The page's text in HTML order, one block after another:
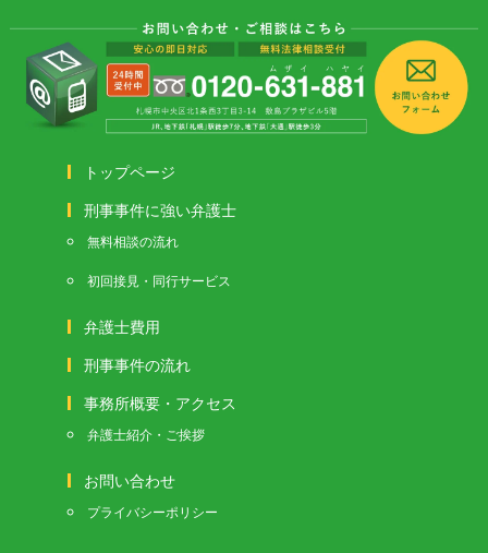
トップページ
刑事事件に強い弁護士
無料相談の流れ
初回接見・同行サービス
弁護士費用
刑事事件の流れ
事務所概要・アクセス
弁護士紹介・ご挨拶
お問い合わせ
プライバシーポリシー